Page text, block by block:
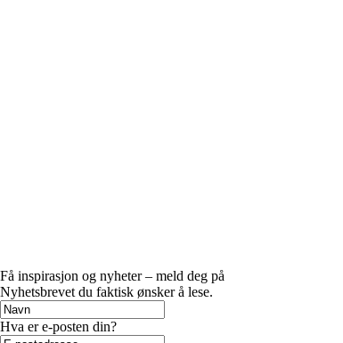
Få inspirasjon og nyheter – meld deg på
Nyhetsbrevet du faktisk ønsker å lese.
Hva er e-posten din?